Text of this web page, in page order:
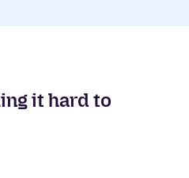
it hard to